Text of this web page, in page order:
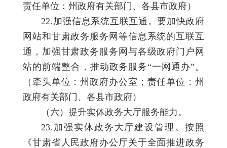
责任单位：州政府有关部门、各县市政府）
22.加强信息系统互联互通。要加快政府
网站和甘肃政务服务网等信息系统的互联互
通，加强甘肃政务服务网与各级政府门户网
站的前端整合，推动政务服务“一网通办”。
（牵头单位：州政府办公室；责任单位：州
政府有关部门、各县市政府）
（六）提升实体政务大厅服务能力。
23.加强实体政务大厅建设管理。按照
《甘肃省人民政府办公厅关于全面推进政务